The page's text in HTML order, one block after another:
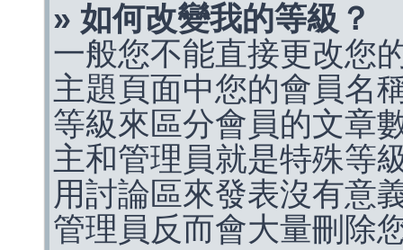
» 如何改變我的等級？
一般您不能直接更改您
主題頁面中您的會員名
等級來區分會員的文章
主和管理員就是特殊等
用討論區來發表沒有意
管理員反而會大量刪除